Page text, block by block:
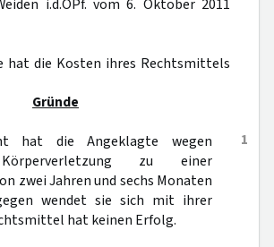
i.d.OPf. vom 6. Oktober 2011
hat die Kosten ihres Rechtsmittels
Gründe
1
hat die Angeklagte wegen
zu einer
zwei Jahren und sechs Monaten
wendet sie sich mit ihrer
hat keinen Erfolg.